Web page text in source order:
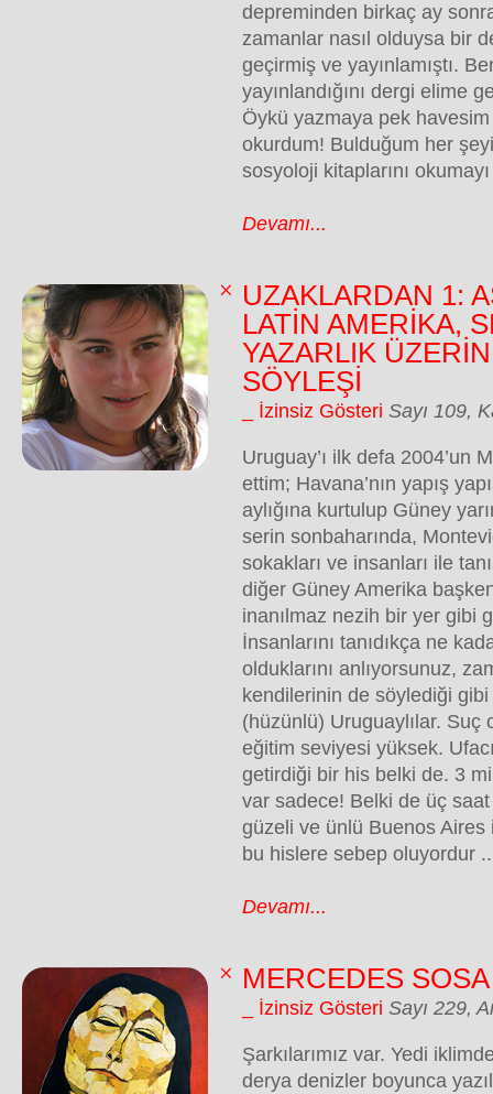
depreminden birkaç ay
zamanlar nasıl olduysa bir
geçirmiş ve yayınlamıştı.
yayınlandığını dergi elime
Öykü yazmaya pek
okurdum! Bulduğum her
sosyoloji kitaplarını
Devamı...
UZAKLARDAN 1:
LATİN AMERİKA,
YAZARLIK
SÖYLEŞİ
_ İzinsiz Gösteri Sayı 109,
Uruguay’ı ilk defa 2004’un
ettim; Havana’nın yapış
aylığına kurtulup Güney
serin sonbaharında,
sokakları ve insanları ile
diğer Güney Amerika
inanılmaz nezih bir yer gibi
İnsanlarını tanıdıkça ne
olduklarını anlıyorsunuz,
kendilerinin de söylediği
(hüzünlü) Uruguaylılar. Suç
eğitim seviyesi yüksek.
getirdiği bir his belki de. 3
var sadece! Belki de üç
güzeli ve ünlü Buenos
bu hislere sebep oluyordur
Devamı...
MERCEDES
_ İzinsiz Gösteri Sayı 229,
Şarkılarımız var. Yedi
derya denizler boyunca